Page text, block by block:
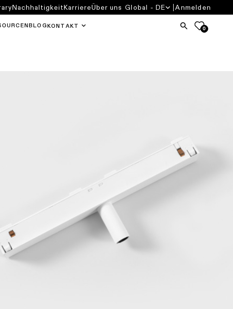
BLOG KONTAKT 0
NachhaltigkeitKarriereÜber uns Global - DE Anmelden